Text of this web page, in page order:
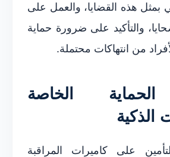
بمثل هذه القضايا، والعمل على
والتأكيد على ضرورة حماية
من انتهاكات محتملة.
الخاصة
الذكية
على كاميرات المراقبة